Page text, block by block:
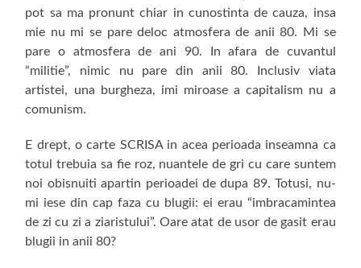
pot sa ma pronunt chiar in cunostinta de cauza, insa
mie nu mi se pare deloc atmosfera de anii 80. Mi se
pare o atmosfera de ani 90. In afara de cuvantul
“militie”, nimic nu pare din anii 80. Inclusiv viata
artistei, una burgheza, imi miroase a capitalism nu a
comunism.
E drept, o carte SCRISA in acea perioada inseamna ca
totul trebuia sa fie roz, nuantele de gri cu care suntem
noi obisnuiti apartin perioadei de dupa 89. Totusi, nu-
mi iese din cap faza cu blugii: ei erau “imbracamintea
de zi cu zi a ziaristului”. Oare atat de usor de gasit erau
blugii in anii 80?